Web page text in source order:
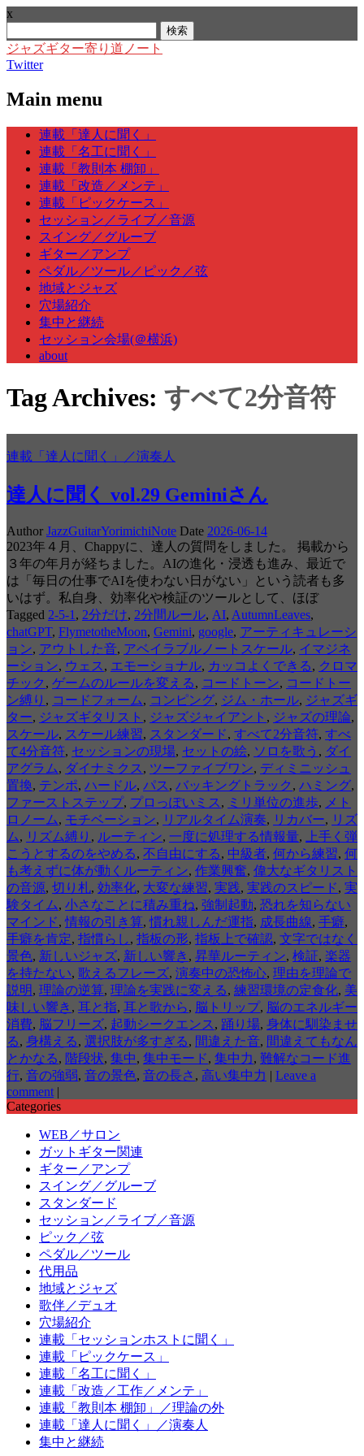
x
索:
ジャズギター寄り道ノート
Twitter
Main menu
Skip
content
連載「達人に聞く」
連載「名工に聞く」
連載「教則本 棚卸」
連載「改造／メンテ」
連載「ピックケース」
セッション／ライブ／音源
スイング／グルーブ
ギター／アンプ
ペダル／ツール／ピック／弦
地域とジャズ
穴場紹介
集中と継続
セッション会場(＠横浜)
about
Tag Archives: すべて2分音符
連載「達人に聞く」／演奏人
達人に聞く vol.29 Geminiさん
Author JazzGuitarYorimichiNote Date 2026-06-14
2023年４月、Chappyに、達人の質問をしました。 掲載から
３年の年月が経ちました。AIの進化・浸透も進み、最近で
は「毎日の仕事でAIを使わない日がない」という読者も多
いはず。私自身、効率化や検証のツールとして、ほぼ
Tagged 2-5-1 , 2分だけ, 2分間ルール, AI, AutumnLeaves,
chatGPT, FlymetotheMoon, Gemini, google, アーティキュレーシ
ョン, アウトした音, アベイラブルノートスケール, イマジネ
ーション, ウェス , エモーショナル, カッコよくできる, クロマ
チック , ゲームのルールを変える, コードトーン, コードトー
ン縛り , コードフォーム, コンピング, ジム・ホール, ジャズギ
ター, ジャズギタリスト , ジャズジャイアント , ジャズの理論,
スケール, スケール練習, スタンダード, すべて2分音符, すべ
て4分音符, セッションの現場, セットの絵, ソロを歌う , ダイ
アグラム, ダイナミクス , ツーファイブワン, ディミニッシュ
置換, テンポ, ハードル, パス , バッキングトラック , ハミング,
ファーストステップ, プロっぽいミス , ミリ単位の進歩, メト
ロノーム, モチベーション, リアルタイム演奏, リカバー, リズ
ム, リズム縛り , ルーティン, 一度に処理する情報量,
上手く弾
こうとするのをやめる, 不自由にする, 中級者, 何から練習, 何
も考えずに体が動くルーティン, 作業興奮, 偉大なギタリスト
の音源, 切り札, 効率化, 大変な練習, 実践, 実践のスピード, 実
験タイム, 小さなことに積み重ね, 強制起動, 恐れを知らない
マインド,情報の引き算,慣れ親しんだ運指, 成長曲線, 手癖,
手癖を肯定, 指慣らし, 指板の形, 指板上で確認, 文字ではなく
景色, 新しいジャズ, 新しい響き , 昇華ルーティン, 検証, 楽器
を持たない, 歌えるフレーズ, 演奏中の恐怖心, 理由を理論で
説明, 理論の逆算, 理論を実践に変える, 練習環境の定食化, 美
味しい響き , 耳と指, 耳と歌から, 脳トリップ, 脳のエネルギー
消費, 脳フリーズ, 起動シークエンス , 踊り場, 身体に馴染ませ
る, 身構える, 選択肢が多すぎる, 間違えた音, 間違えてもなん
とかなる, 階段状, 集中, 集中モード, 集中力, 難解なコード進
行, 音の強弱, 音の景色, 音の長さ , 高い集中力 | Leave a
comment |
Categories
WEB／サロン
ガットギター関連
ギター／アンプ
スイング／グルーブ
スタンダード
セッション／ライブ／音源
ピック／弦
ペダル／ツール
代用品
地域とジャズ
歌伴／デュオ
穴場紹介
連載「セッションホストに聞く」
連載「ピックケース」
連載「名工に聞く」
連載「改造／工作／メンテ」
連載「教則本 棚卸」／理論の外
連載「達人に聞く」／演奏人
集中と継続